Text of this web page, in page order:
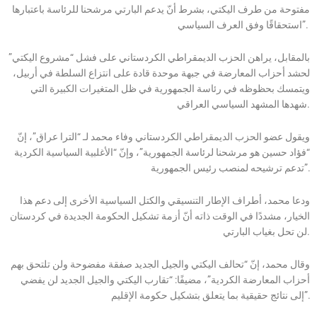
مفتوحة من طرف اليكتي، بشرط أنّ يدعم البارتي مرشحنا للرئاسة باعتبارها
استحقاقًا وفق العرف السياسي”.
بالمقابل، يراهن الحزب الديمقراطي الكردستاني على فشل “مشروع اليكتي”
لحشد أحزاب المعارضة في جبهة موحدة قادة على انتزاع السلطة في أربيل،
ويتمسك بحظوظه في رئاسة الجمهورية في ظل المتغيرات الكبيرة التي
شهدها المشهد السياسي العراقي.
ويقول عضو الحزب الديمقراطي الكردستاني وفاء محمد لـ “الترا عراق”، إنّ
“فؤاد حسين هو مرشحنا لرئاسة الجمهورية”، وإنّ “الأغلبية السياسية الكردية
تدعم ترشيحه لمنصب رئيس الجمهورية”.
ودعا محمد، أطراف الإطار التنسيقي والكتل السياسية الأخرى إلى دعم هذا
الخيار، مشددًا في الوقت ذاته أنّ أزمة تشكيل الحكومة الجديدة في كردستان
لن تحل بغياب البارتي.
وقال محمد، إنّ “تحالف اليكتي والجيل الجديد صفقة مفضوحة ولن تلتحق بهم
أحزاب المعارضة الكردية”، مضيفًا: “تقارب اليكتي والجيل الجديد لن يفضي
إلى نتائج حقيقية بما يتعلق بتشكيل حكومة الإقليم”.